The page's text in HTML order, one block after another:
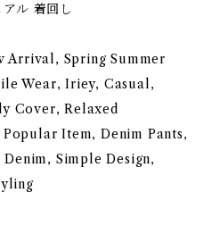
ル 着回し
Arrival, Spring Summer
Wear, Iriey, Casual,
Cover, Relaxed
Item, Denim Pants,
Simple Design,